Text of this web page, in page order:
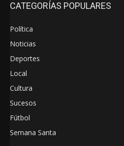
CATEGORÍAS POPULARES
Política
Noticias
Deportes
Local
Cultura
Sucesos
Fútbol
Semana Santa